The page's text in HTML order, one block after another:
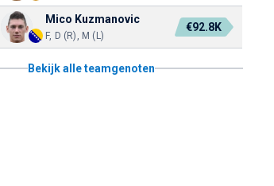
Mico Kuzmanovic
F, D (R), M (L)
€92.8K
Bekijk alle teamgenoten